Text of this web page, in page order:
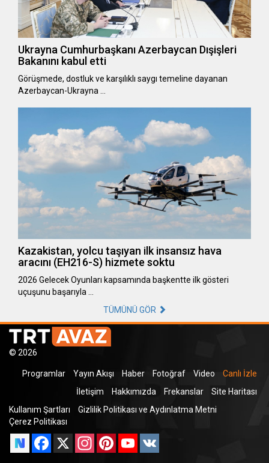
Ukrayna Cumhurbaşkanı Azerbaycan Dışişleri
Bakanını kabul etti
Görüşmede, dostluk ve karşılıklı saygı temeline dayanan
Azerbaycan-Ukrayna …
Kazakistan, yolcu taşıyan ilk insansız hava
aracını (EH216-S) hizmete soktu
2026 Gelecek Oyunları kapsamında başkentte ilk gösteri
uçuşunu başarıyla …
TÜMÜNÜ GÖR
© 2026
Programlar Yayın Akışı Haber Fotoğraf Video
Canlı İzle
İletişim
Hakkımızda Frekanslar
Site Haritası
Kullanım Şartları
Gizlilik Politikası ve Aydınlatma Metni
Çerez Politikası
Facebook
X InstagramPinterestYouTube